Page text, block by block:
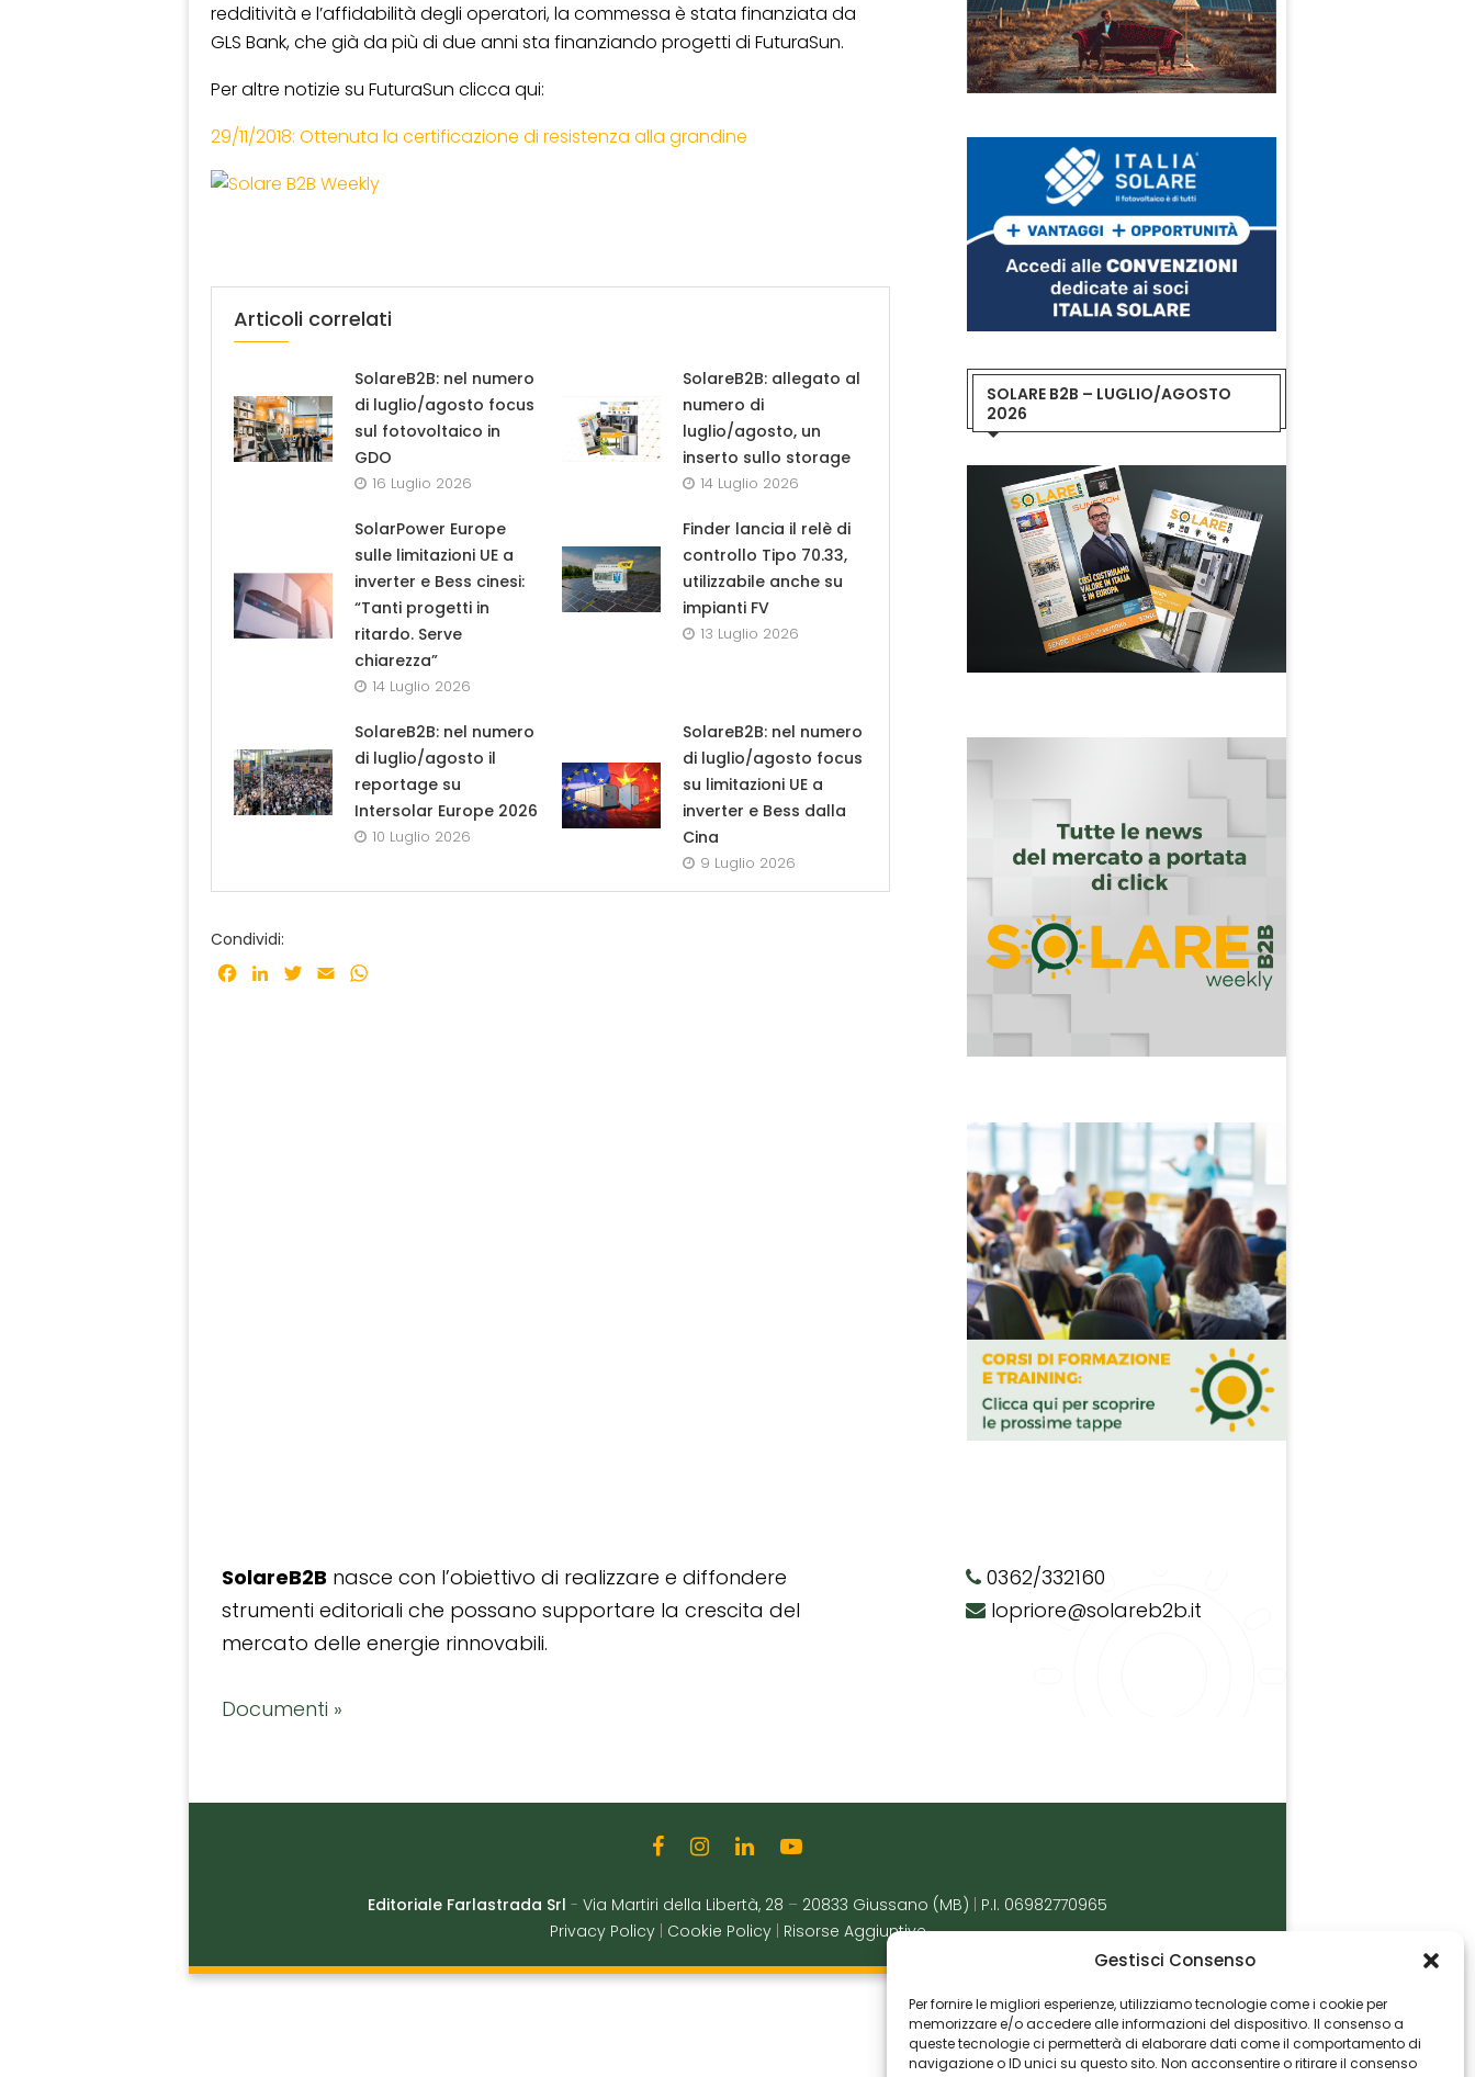
Gestisci Consenso
Per fornire le migliori esperienze, utilizziamo tecnologie come i cookie per
memorizzare e/o accedere alle informazioni del dispositivo. Il consenso a
queste tecnologie ci permetterà di elaborare dati come il comportamento di
navigazione o ID unici su questo sito. Non acconsentire o ritirare il consenso
redditività e l’affidabilità degli operatori, la commessa è stata finanziata da
GLS Bank, che già da più di due anni sta finanziando progetti di FuturaSun.
Per altre notizie su FuturaSun clicca qui:
29/11/2018: Ottenuta la certificazione di resistenza alla grandine
Articoli correlati
SolareB2B: nel numero
di luglio/agosto focus
sul fotovoltaico in
GDO
16 Luglio 2026
SolareB2B: allegato al
numero di
luglio/agosto, un
inserto sullo storage
14 Luglio 2026
SolarPower Europe
sulle limitazioni UE a
inverter e Bess cinesi:
“Tanti progetti in
ritardo. Serve
chiarezza”
14 Luglio 2026
Finder lancia il relè di
controllo Tipo 70.33,
utilizzabile anche su
impianti FV
13 Luglio 2026
SolareB2B: nel numero
di luglio/agosto il
reportage su
Intersolar Europe 2026
10 Luglio 2026
SolareB2B: nel numero
di luglio/agosto focus
su limitazioni UE a
inverter e Bess dalla
Cina
9 Luglio 2026
Condividi:
Facebook
LinkedInTwitter
Email
SOLARE B2B – LUGLIO/AGOSTO
2026
SolareB2B nasce con l’obiettivo di realizzare e diffondere
strumenti editoriali che possano supportare la crescita del
mercato delle energie rinnovabili.
Documenti »
0362/332160
lopriore@solareb2b.it
Editoriale Farlastrada Srl - Via Martiri della Libertà, 28 – 20833 Giussano (MB)
P.I. 06982770965
Privacy Policy
Cookie Policy Risorse Aggiuntive